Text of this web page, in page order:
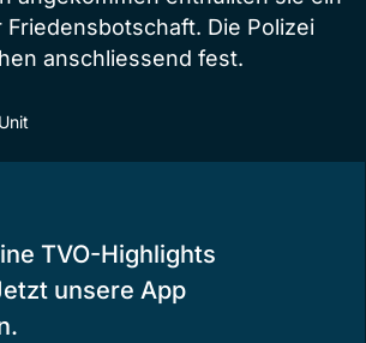
Friedensbotschaft. Die Polizei
anschliessend fest.
TVO-Highlights
unsere App